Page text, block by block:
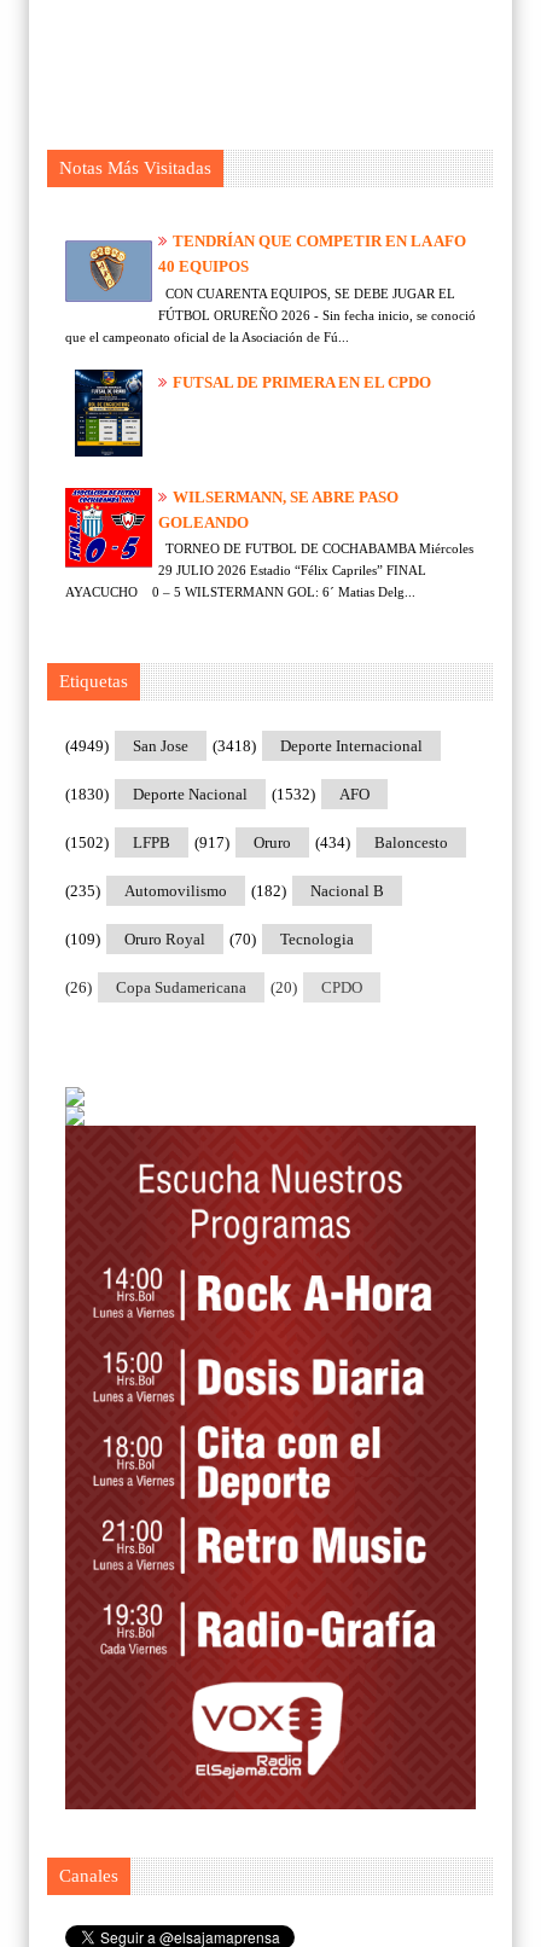
Notas Más Visitadas
TENDRÍAN QUE COMPETIR EN LA AFO
40 EQUIPOS
CON CUARENTA EQUIPOS, SE DEBE JUGAR EL
FÚTBOL ORUREÑO 2026 - Sin fecha inicio, se conoció
que el campeonato oficial de la Asociación de Fú...
FUTSAL DE PRIMERA EN EL CPDO
WILSERMANN, SE ABRE PASO
GOLEANDO
TORNEO DE FUTBOL DE COCHABAMBA Miércoles
29 JULIO 2026 Estadio “Félix Capriles” FINAL
AYACUCHO 0 – 5 WILSTERMANN GOL: 6´ Matias Delg...
Etiquetas
San Jose
(4949) Deporte Internacional
(3418)
Deporte Nacional
(1830) AFO
(1532)
LFPB
(1502) Oruro
(917) Baloncesto
(434)
Automovilismo
(235) Nacional B
(182)
Oruro Royal
(109) Tecnologia
(70)
Copa Sudamericana
(26) CPDO
(20)
Canales